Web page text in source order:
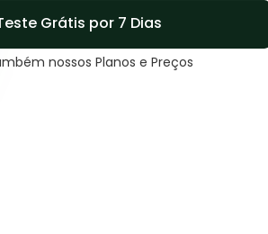
Grátis por 7 Dias
nossos Planos e Preços